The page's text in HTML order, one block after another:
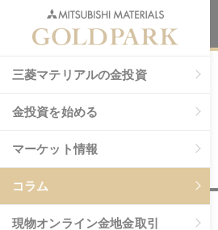
三菱マテリアルの金投資
金投資を始める
マーケット情報
コラム
現物オンライン金地金取引